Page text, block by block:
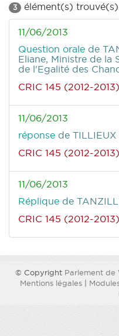
3 élément(s)
11/06/2013
Question orale de
Eliane, Ministre de la
de l'Egalité des
CRIC 145 (2012-
11/06/2013
réponse de TILLIEUX
CRIC 145 (2012-
11/06/2013
Réplique de
CRIC 145 (2012-
© Copyright Parlement de
Mentions légales|